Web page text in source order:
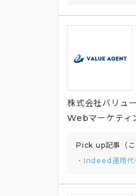
株式会社バリュ
Webマーケティ
ケーションを
Pick up記事（こ
・Indeed運用代